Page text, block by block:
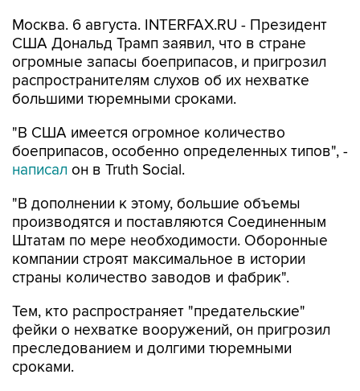
Москва. 6 августа. INTERFAX.RU - Президент
США Дональд Трамп заявил, что в стране
огромные запасы боеприпасов, и пригрозил
распространителям слухов об их нехватке
большими тюремными сроками.
"В США имеется огромное количество
боеприпасов, особенно определенных типов", -
написал он в Truth Social.
"В дополнении к этому, большие объемы
производятся и поставляются Соединенным
Штатам по мере необходимости. Оборонные
компании строят максимальное в истории
страны количество заводов и фабрик".
Тем, кто распространяет "предательские"
фейки о нехватке вооружений, он пригрозил
преследованием и долгими тюремными
сроками.